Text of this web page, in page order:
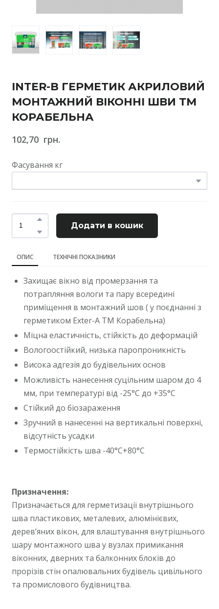
INTER-B ГЕРМЕТИК АКРИЛОВИЙ
МОНТАЖНИЙ ВІКОННІ ШВИ ТМ
КОРАБЕЛЬНА
102,70  грн.
Фасування кг
Додати в кошик
ОПИС ТЕХНІЧНІ ПОКАЗНИКИ
Захищає вікно від промерзання та
потрапляння вологи та пару всередині
приміщення в монтажний шов ( у поєднанні з
герметиком Exter-A ТМ Корабельна)
Міцна еластичність, стійкість до деформацій
Вологоостійкий, низька паропроникність
Висока адгезія до будівельних основ
Можливість нанесення суцільним шаром до 4
мм, при температурі від -25°С до +35°С
Стійкий до біозараження
Зручний в нанесенні на вертикальні поверхні,
відсутність усадки
Термостійкість шва -40°С+80°С
Призначення:
Призначається для герметизації внутрішнього
шва пластикових, металевих, алюмінієвих,
дерев’яних вікон, для влаштування внутрішнього
шару монтажного шва у вузлах примикання
віконних, дверних та балконних блоків до
прорізів стін опалювальних будівель цивільного
та промислового будівництва.